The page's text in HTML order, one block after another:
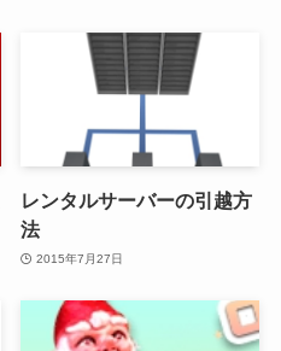
レンタルサーバーの引越方
法
2015年7月27日